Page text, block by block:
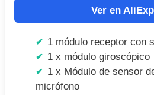
Ver en
1 módulo receptor con
1 x módulo giroscópico
1 x Módulo de sensor
micrófono